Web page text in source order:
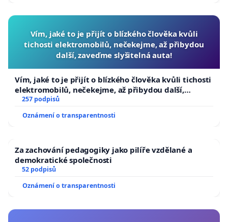
Vím, jaké to je přijít o blízkého člověka kvůli
tichosti elektromobilů, nečekejme, až přibydou
další, zaveďme slyšitelná auta!
Vím, jaké to je přijít o blízkého člověka kvůli tichosti
elektromobilů, nečekejme, až přibydou další,
zaveďme slyšitelná auta!
257 podpisů
Oznámení o transparentnosti
Za zachování pedagogiky jako pilíře vzdělané a
demokratické společnosti
52 podpisů
Oznámení o transparentnosti